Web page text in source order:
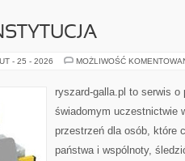
- 25 - 2026 MOŻLIWOŚĆ
ryszard-galla.pl to serwis
świadomym uczestnictwie
przestrzeń dla osób, które
państwa i wspólnoty,